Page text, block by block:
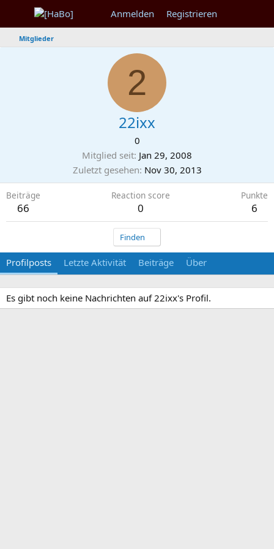
Anmelden Registrieren
Mitglieder
2
22ixx
0
Mitglied seit Jan 29, 2008
Zuletzt gesehen Nov 30, 2013
Beiträge
66
Reaction score
0
Punkte
6
Finden
Profilposts Letzte Aktivität Beiträge Über
Es gibt noch keine Nachrichten auf 22ixx's Profil.